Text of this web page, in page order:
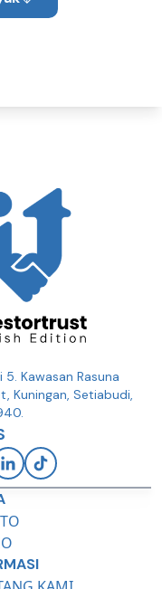
Kawasan Rasuna
Kuningan, Setiabudi,